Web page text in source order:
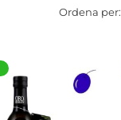
Ordena per: